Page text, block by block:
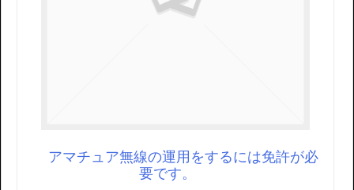
るには免許が必
フジインダストリー アル